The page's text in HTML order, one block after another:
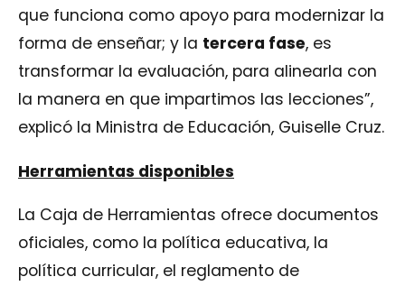
que funciona como apoyo para modernizar la
forma de enseñar; y la tercera fase, es
transformar la evaluación, para alinearla con
la manera en que impartimos las lecciones”,
explicó la Ministra de Educación, Guiselle Cruz.
Herramientas disponibles
La Caja de Herramientas ofrece documentos
oficiales, como la política educativa, la
política curricular, el reglamento de